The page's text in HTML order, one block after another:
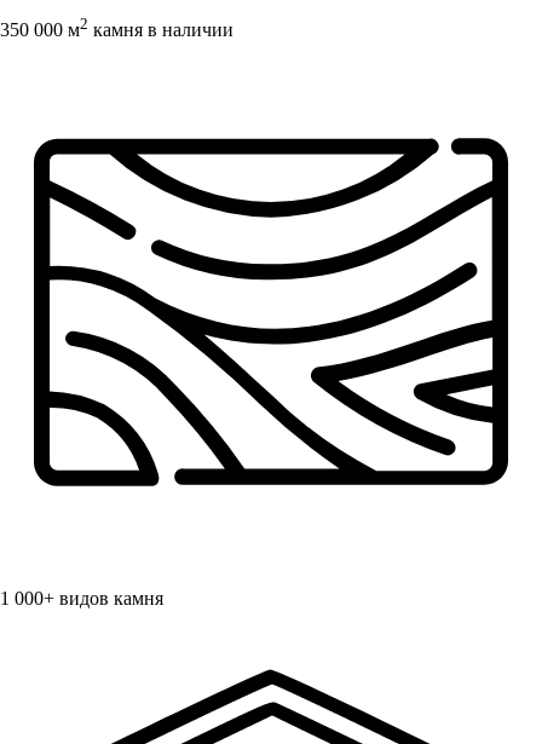
350 000 м2 камня в наличии
1 000+ видов камня